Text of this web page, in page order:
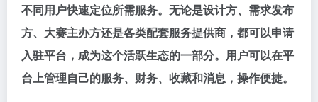
不同用户快速定位所需服务。无论是设计方、需求发布
方、大赛主办方还是各类配套服务提供商，都可以申请
入驻平台，成为这个活跃生态的一部分。用户可以在平
台上管理自己的服务、财务、收藏和消息，操作便捷。